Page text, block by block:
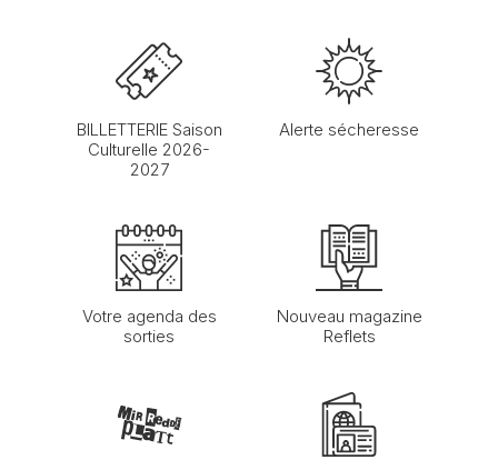
BILLETTERIE Saison
Culturelle 2026-
2027
Alerte sécheresse
Votre agenda des
sorties
Nouveau magazine
Reflets